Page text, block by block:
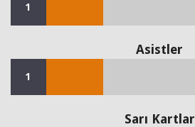
1
Asistler
1
Sarı Kartlar